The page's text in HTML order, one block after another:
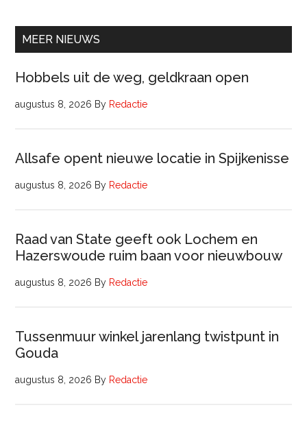
MEER NIEUWS
Hobbels uit de weg, geldkraan open
augustus 8, 2026 By Redactie
Allsafe opent nieuwe locatie in Spijkenisse
augustus 8, 2026 By Redactie
Raad van State geeft ook Lochem en
Hazerswoude ruim baan voor nieuwbouw
augustus 8, 2026 By Redactie
Tussenmuur winkel jarenlang twistpunt in
Gouda
augustus 8, 2026 By Redactie